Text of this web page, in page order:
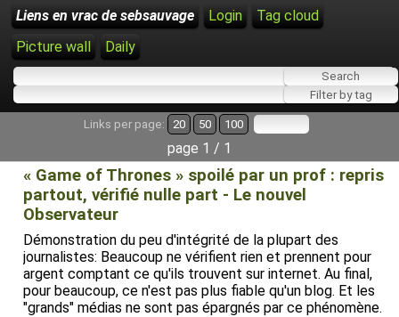
Liens en vrac de sebsauvage Login
Tag cloud
Picture wall
Daily
Links per page: 20 50 100
page 1 / 1
« Game of Thrones » spoilé par un prof : repris
partout, vérifié nulle part - Le nouvel
Observateur
Démonstration du peu d'intégrité de la plupart des
journalistes: Beaucoup ne vérifient rien et prennent pour
argent comptant ce qu'ils trouvent sur internet. Au final,
pour beaucoup, ce n'est pas plus fiable qu'un blog. Et les
"grands" médias ne sont pas épargnés par ce phénomène.